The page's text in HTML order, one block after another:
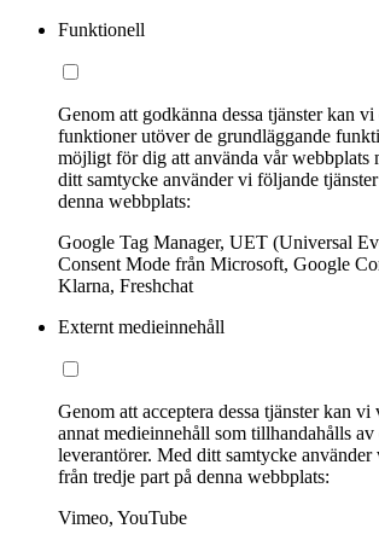
Funktionell
Genom att godkänna dessa tjänster kan
funktioner utöver de grundläggande
möjligt för dig att använda vår webbplats
ditt samtycke använder vi följande
denna webbplats:
Google Tag Manager, UET (Universal
Consent Mode från Microsoft, Google
Klarna, Freshchat
Externt medieinnehåll
Genom att acceptera dessa tjänster kan
annat medieinnehåll som tillhandahålls av
leverantörer. Med ditt samtycke
från tredje part på denna webbplats:
Vimeo, YouTube